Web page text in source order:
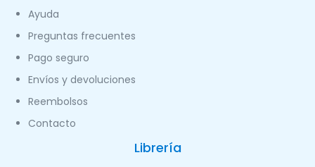
Ayuda
Preguntas frecuentes
Pago seguro
Envíos y devoluciones
Reembolsos
Contacto
Librería